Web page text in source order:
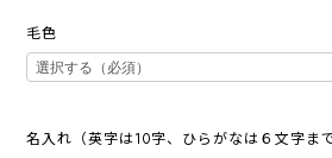
毛色
名入れ（英字は10字、ひらがなは６文字まで